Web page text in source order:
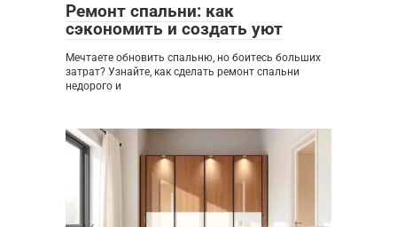
Ремонт спальни: как
сэкономить и создать уют
Мечтаете обновить спальню, но боитесь больших
затрат? Узнайте, как сделать ремонт спальни
недорого и